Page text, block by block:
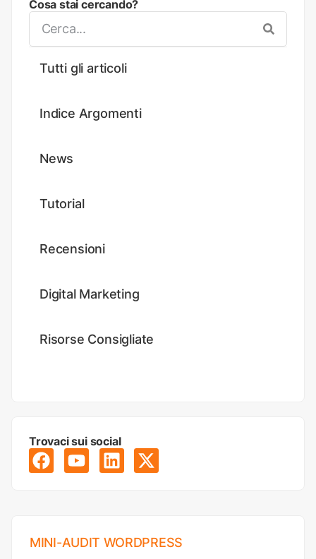
Cosa stai cercando?
Tutti gli articoli
Indice Argomenti
News
Tutorial
Recensioni
Digital Marketing
Risorse Consigliate
Trovaci sui social
MINI-AUDIT WORDPRESS